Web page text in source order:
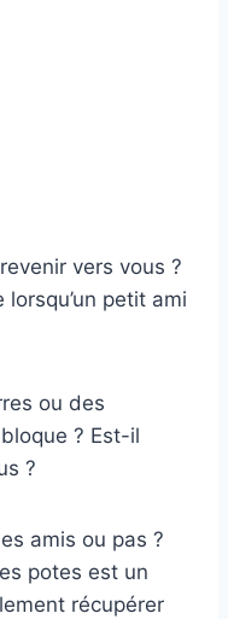
vers vous ?
lorsqu’un petit ami
ou des
? Est-il
?
amis ou pas ?
potes est un
récupérer